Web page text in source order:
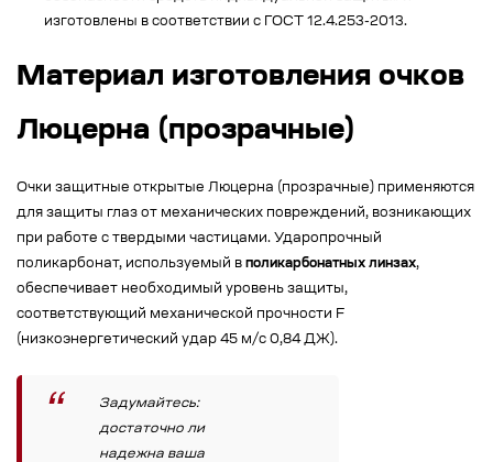
изготовлены в соответствии с ГОСТ 12.4.253-2013.
Материал изготовления очков
Люцерна (прозрачные)
Очки защитные открытые Люцерна (прозрачные) применяются
для защиты глаз от механических повреждений, возникающих
при работе с твердыми частицами. Ударопрочный
поликарбонат, используемый в поликарбонатных линзах,
обеспечивает необходимый уровень защиты,
соответствующий механической прочности F
(низкоэнергетический удар 45 м/с 0,84 ДЖ).
Задумайтесь:
достаточно ли
надежна ваша